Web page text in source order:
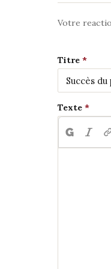
Votre
Titre
Texte